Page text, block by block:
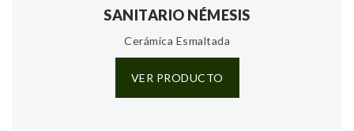
SANITARIO NÉMESIS
Cerámica Esmaltada
VER PRODUCTO